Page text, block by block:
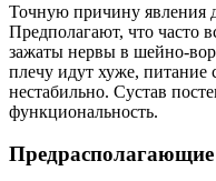
Точную причину явления
Предполагают, что часто
зажаты нервы в шейно-
плечу идут хуже, питание
нестабильно. Сустав
функциональность.